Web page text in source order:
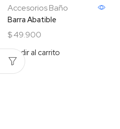
Accesorios Baño
Barra Abatible
$49.900
Añadir al carrito